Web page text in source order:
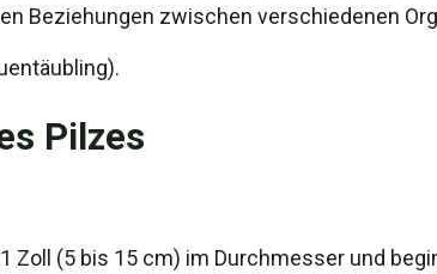
Beziehungen zwischen verschiedenen
Pilzes
Zoll (5 bis 15 cm) im Durchmesser und